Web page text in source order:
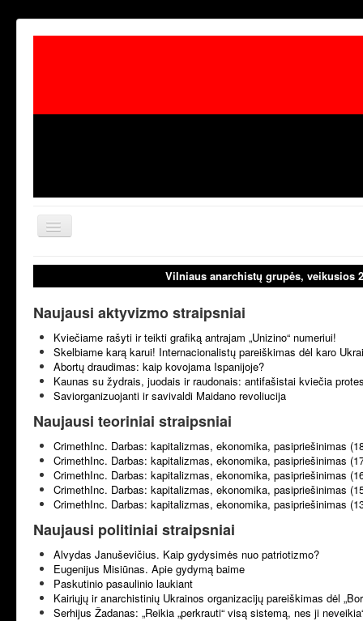
Toggle
Navigation
aktualijos
laisvoji
Vilniaus anarchistų grupės, veikusios
Naujausi aktyvizmo straipsniai
Kviečiame rašyti ir teikti grafiką antrajam „Unizino“ numeriui!
Skelbiame karą karui! Internacionalistų pareiškimas dėl karo
Abortų draudimas: kaip kovojama Ispanijoje?
Kaunas su žydrais, juodais ir raudonais: antifašistai kviečia
Saviorganizuojanti ir savivaldi Maidano revoliucija
Naujausi teoriniai straipsniai
CrimethInc. Darbas: kapitalizmas, ekonomika, pasipriešinimas
CrimethInc. Darbas: kapitalizmas, ekonomika, pasipriešinimas
CrimethInc. Darbas: kapitalizmas, ekonomika, pasipriešinimas
CrimethInc. Darbas: kapitalizmas, ekonomika, pasipriešinimas
CrimethInc. Darbas: kapitalizmas, ekonomika, pasipriešinimas
Naujausi politiniai straipsniai
Alvydas Januševičius. Kaip gydysimės nuo patriotizmo?
Eugenijus Misiūnas. Apie gydymą baime
Paskutinio pasaulinio laukiant
Kairiųjų ir anarchistinių Ukrainos organizacijų pareiškimas dėl
Serhijus Žadanas: „Reikia „perkrauti“ visą sistemą, nes ji